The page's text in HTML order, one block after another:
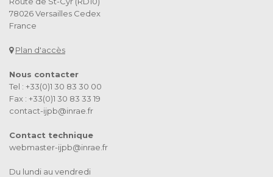
78026 Versailles Cedex
France
Plan d'accès
Nous contacter
Tel : +33(0)1 30 83 30 00
Fax : +33(0)1 30 83 33 19
contact-ijpb@inrae.fr
Contact technique
webmaster-ijpb@inrae.fr
Du lundi au vendredi